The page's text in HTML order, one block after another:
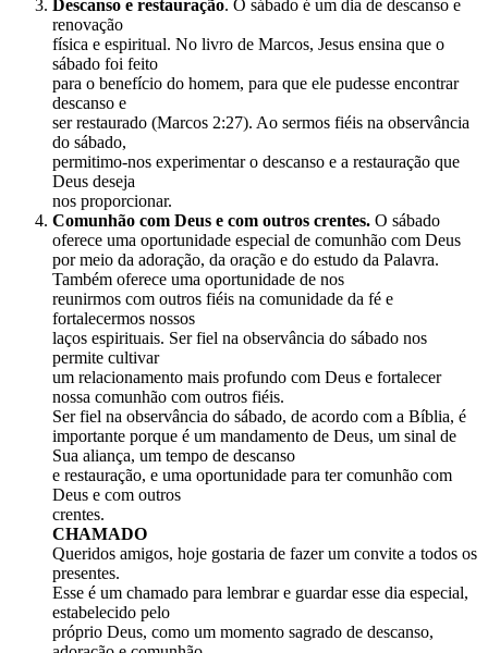
Descanso e restauração. O sábado é um dia de descanso e
renovação
física e espiritual. No livro de Marcos, Jesus ensina que o
sábado foi feito
para o benefício do homem, para que ele pudesse encontrar
descanso e
ser restaurado (Marcos 2:27). Ao sermos fiéis na observância
do sábado,
permitimo-nos experimentar o descanso e a restauração que
Deus deseja
nos proporcionar.
Comunhão com Deus e com outros crentes. O sábado
oferece uma oportunidade especial de comunhão com Deus
por meio da adoração, da oração e do estudo da Palavra.
Também oferece uma oportunidade de nos
reunirmos com outros fiéis na comunidade da fé e
fortalecermos nossos
laços espirituais. Ser fiel na observância do sábado nos
permite cultivar
um relacionamento mais profundo com Deus e fortalecer
nossa comunhão com outros fiéis.
Ser fiel na observância do sábado, de acordo com a Bíblia, é
importante porque é um mandamento de Deus, um sinal de
Sua aliança, um tempo de descanso
e restauração, e uma oportunidade para ter comunhão com
Deus e com outros
crentes.
CHAMADO
Queridos amigos, hoje gostaria de fazer um convite a todos os
presentes.
Esse é um chamado para lembrar e guardar esse dia especial,
estabelecido pelo
próprio Deus, como um momento sagrado de descanso,